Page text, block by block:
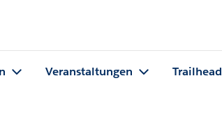
Veranstaltungen Trailhead